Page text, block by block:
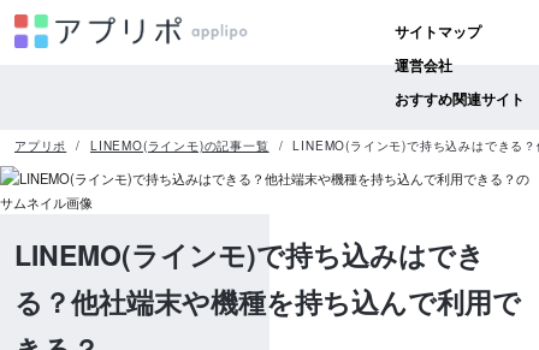
サイトマップ
運営会社
おすすめ関連サイト
アプリポ LINEMO(ラインモ)の記事一覧 LINEMO(ラインモ)で持ち込みはできる
LINEMO(ラインモ)で持ち込みはでき
る？他社端末や機種を持ち込んで利用で